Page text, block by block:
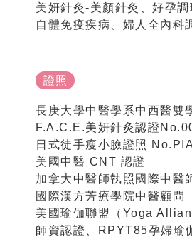
美妍針灸-美顏針灸、好孕調
自體免疫疾病、婦人全內科
證照
長庚大學中醫學系中西醫雙
F.A.C.E.美妍針灸認證
日式徒手瘦小臉證照
美國中醫 CNT 認證
加拿大中醫師執照國際中醫
國際漢方芳療學院中醫顧問
美國瑜伽聯盟（Yoga
師資認證、RPYT85孕婦瑜